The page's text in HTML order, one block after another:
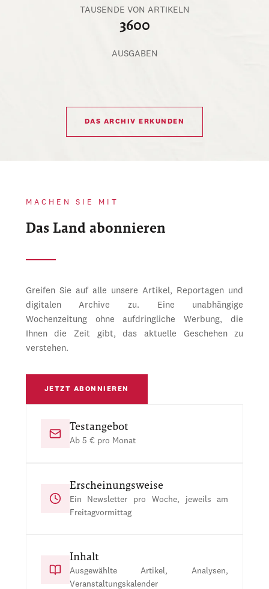
TAUSENDE VON ARTIKELN
3600
AUSGABEN
DAS ARCHIV ERKUNDEN
MACHEN SIE MIT
Das Land abonnieren
Greifen Sie auf alle unsere Artikel, Reportagen und
digitalen Archive zu. Eine unabhängige
Wochenzeitung ohne aufdringliche Werbung, die
Ihnen die Zeit gibt, das aktuelle Geschehen zu
verstehen.
JETZT ABONNIEREN
Testangebot
Ab 5 € pro Monat
Erscheinungsweise
Ein Newsletter pro Woche, jeweils am
Freitagvormittag
Inhalt
Ausgewählte Artikel, Analysen,
Veranstaltungskalender